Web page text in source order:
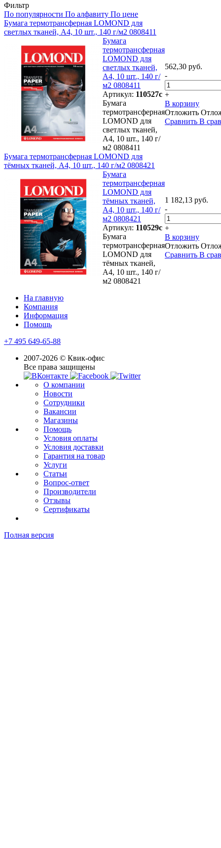
Фильтр
По популярности По алфавиту По цене
Бумага термотрансферная LOMOND для
светлых тканей, А4, 10 шт., 140 г/м2 0808411
Бумага
термотрансферная
LOMOND для
светлых тканей,
А4, 10 шт., 140 г/
м2 0808411
Артикул: 110527с
Бумага
термотрансферная
LOMOND для
светлых тканей,
А4, 10 шт., 140 г/
м2 0808411
562,30 руб.
-
+
В корзину
Отложить
Сравнить В
Бумага термотрансферная LOMOND для
тёмных тканей, А4, 10 шт., 140 г/м2 0808421
Бумага
термотрансферная
LOMOND для
тёмных тканей,
А4, 10 шт., 140 г/
м2 0808421
Артикул: 110529с
Бумага
термотрансферная
LOMOND для
тёмных тканей,
А4, 10 шт., 140 г/
м2 0808421
1 182,13 руб.
-
+
В корзину
Отложить
Сравнить В
На главную
Компания
Информация
Помощь
+7 495 649-65-88
2007-2026 © Квик-офис
Все права защищены
О компании
Новости
Сотрудники
Вакансии
Магазины
Помощь
Условия оплаты
Условия доставки
Гарантия на товар
Услуги
Статьи
Вопрос-ответ
Производители
Отзывы
Сертификаты
Полная версия